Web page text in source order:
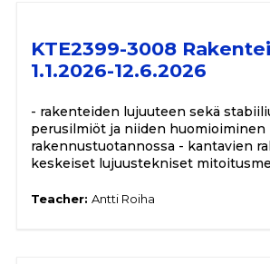
KTE2399-3008
1.1.2026-12.6.2026
- rakenteiden lujuuteen sekä
perusilmiöt ja niiden huomioiminen
rakennustuotannossa - kantavien
keskeiset lujuustekniset
Teacher: Antti Roiha